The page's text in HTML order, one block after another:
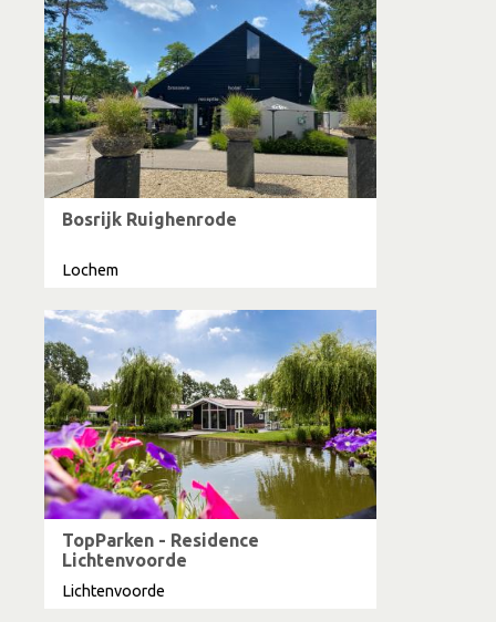
Bosrijk Ruighenrode
Lochem
TopParken - Residence
Lichtenvoorde
Lichtenvoorde